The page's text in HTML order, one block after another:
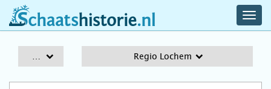
schaatshistorie.nl
Regio Lochem